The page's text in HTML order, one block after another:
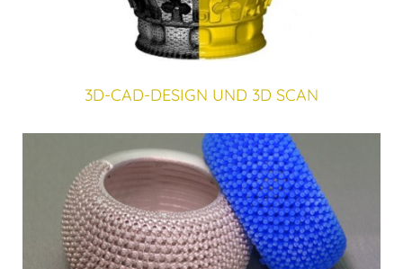
3D-CAD-DESIGN UND 3D SCAN